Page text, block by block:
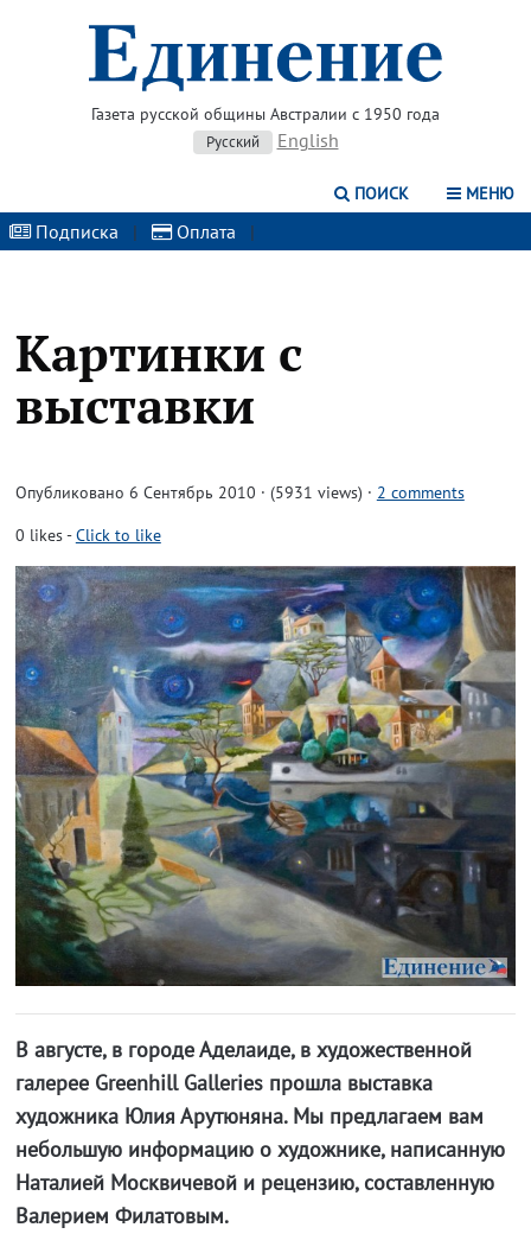
Газета русской общины Австралии с 1950 года
Русский English
ПОИСК МЕНЮ
Подписка | Оплата |
Картинки с
выставки
Опубликовано 6 Сентябрь 2010 · (5931 views) · 2 comments
0 likes-Click to like
В августе, в городе Аделаиде, в художественной
галерее Greenhill Galleries прошла выставка
художника Юлия Арутюняна. Мы предлагаем вам
небольшую информацию о художнике, написанную
Наталией Москвичевой и рецензию, составленную
Валерием Филатовым.